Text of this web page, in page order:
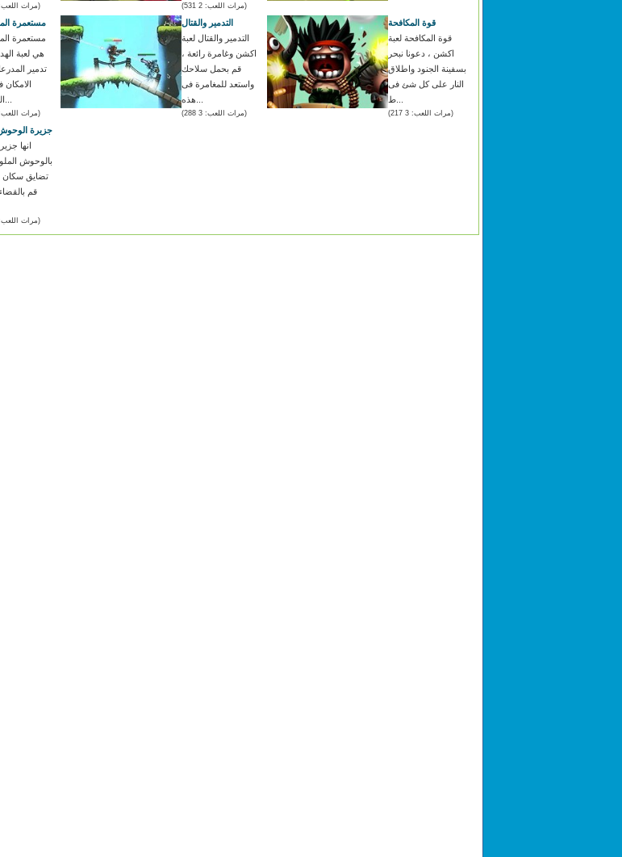
(مرات اللعب: 3 299) (مرات اللعب: 2 531)
مستعمرة
مستعمرة
هي لعبة
تدمير
(مرات اللعب: 2 205)
التدمير والقتال
التدمير والقتال لعبة
اكشن وغامرة رائعة ،
قم بحمل سلاحك
واستعد للمغامرة فى
(مرات اللعب: 3 288)
قوة المكافحة
قوة المكافحة لعبة
اكشن ، دعونا نبحر
بسفينة الجنود واطلاق
النار على كل شئ فى
(مرات اللعب: 3 217)
جزيرة الوحوش
انها
بالوحوش
تضايق سكان
قم
(مرات اللعب: 2 808)